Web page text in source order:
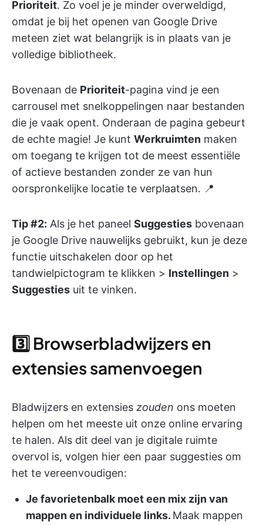
Prioriteit. Zo voel je je minder overweldigd,
omdat je bij het openen van Google Drive
meteen ziet wat belangrijk is in plaats van je
volledige bibliotheek.
Bovenaan de Prioriteit-pagina vind je een
carrousel met snelkoppelingen naar bestanden
die je vaak opent. Onderaan de pagina gebeurt
de echte magie! Je kunt Werkruimten maken
om toegang te krijgen tot de meest essentiële
of actieve bestanden zonder ze van hun
oorspronkelijke locatie te verplaatsen. 📍
Tip #2: Als je het paneel Suggesties bovenaan
je Google Drive nauwelijks gebruikt, kun je deze
functie uitschakelen door op het
tandwielpictogram te klikken > Instellingen >
Suggesties uit te vinken.
3️⃣ Browserbladwijzers en
extensies samenvoegen
Bladwijzers en extensies zouden ons moeten
helpen om het meeste uit onze online ervaring
te halen. Als dit deel van je digitale ruimte
overvol is, volgen hier een paar suggesties om
het te vereenvoudigen:
Je favorietenbalk moet een mix zijn van
mappen en individuele links. Maak mappen